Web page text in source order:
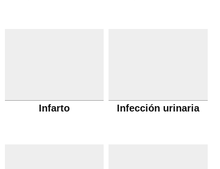
Infarto Infección urinaria